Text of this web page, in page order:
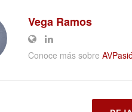
Vega Ramos
Conoce más sobre